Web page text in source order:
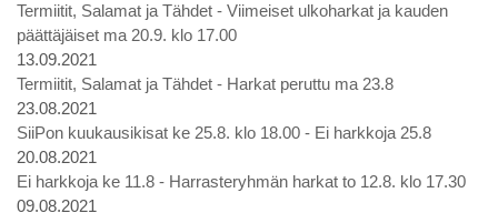
Termiitit, Salamat ja Tähdet - Viimeiset ulkoharkat ja kauden
päättäjäiset ma 20.9. klo 17.00
13.09.2021
Termiitit, Salamat ja Tähdet - Harkat peruttu ma 23.8
23.08.2021
SiiPon kuukausikisat ke 25.8. klo 18.00 - Ei harkkoja 25.8
20.08.2021
Ei harkkoja ke 11.8 - Harrasteryhmän harkat to 12.8. klo 17.30
09.08.2021